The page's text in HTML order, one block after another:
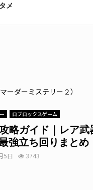
メ
ロブロックスゲーム
ガイド｜レア武
強立ち回りまとめ
5日 3743